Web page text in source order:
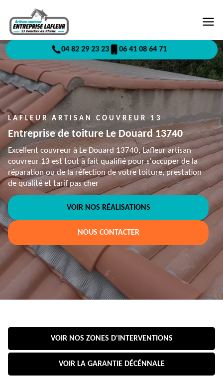
04 82 29 23 23 06 41 08 64 71
LAFLEUR ARTISAN COUVREUR 13
Entreprise de toiture Le Douard 13740
Excellent couvreur à Le Douard 13740, Lafleur artisan
couvreur 13 est tout à fait qualifié pour s'occuper de la
réparation ou de la réfection de votre toiture, prestation
de qualité et tarif pas cher
VOIR NOS RÉALISATIONS
NOUS CONTACTER
VOIR NOS ZONES D'INTERVENTIONS
VOIR LA GARANTIE DÉCÉNNALE